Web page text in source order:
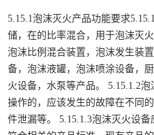
5.15.1泡沫灭火产品功能要求
储，在的比率混合，用于泡沫灭
泡沫比例混合装置，泡沫发生装
备，泡沫液罐，泡沫喷涂设备，
火设备，水泵等产品。 5.15.1.2
操作的，应该发生的故障在不同
件泄漏等。 5.15.1.3泡沫灭火设